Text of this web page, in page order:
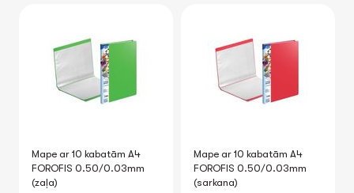
Mape ar 10 kabatām A4
FOROFIS 0.50/0.03mm
(zaļa)
Mape ar 10 kabatām A4
FOROFIS 0.50/0.03mm
(sarkana)